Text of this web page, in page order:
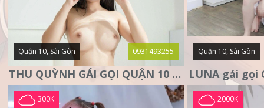
Quận 10, Sài Gòn 0931493255
THU QUỲNH GÁI GỌI QUẬN 10 – MẶT XINH DA TRẮNG – SANG
Quận 10, Sài Gòn
300K 2000K